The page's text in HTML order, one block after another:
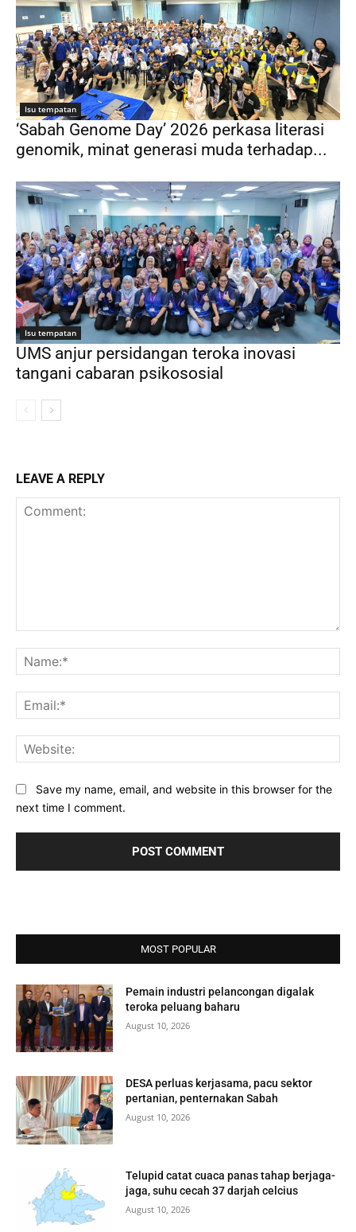
Isu tempatan
‘Sabah Genome Day’ 2026 perkasa literasi
genomik, minat generasi muda terhadap...
Isu tempatan
UMS anjur persidangan teroka inovasi
tangani cabaran psikososial
LEAVE A REPLY
Save my name, email, and website in this browser for the
next time I comment.
MOST POPULAR
Pemain industri pelancongan digalak
teroka peluang baharu
August 10, 2026
DESA perluas kerjasama, pacu sektor
pertanian, penternakan Sabah
August 10, 2026
Telupid catat cuaca panas tahap berjaga-
jaga, suhu cecah 37 darjah celcius
August 10, 2026